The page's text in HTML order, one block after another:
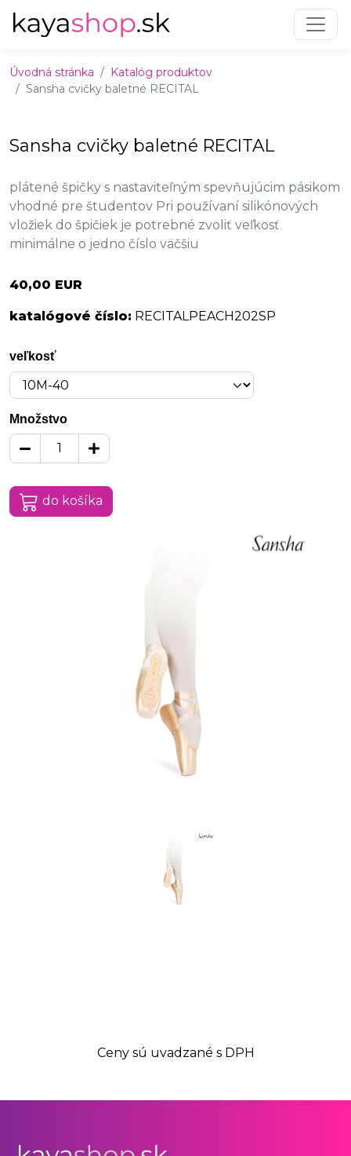
Úvodná stránka
Katalóg produktov
Sansha cvičky baletné RECITAL
Sansha cvičky baletné RECITAL
plátené špičky s nastaviteľným spevňujúcim pásikom
vhodné pre študentov Pri používaní silikónových
vložiek do špičiek je potrebné zvoliť veľkosť
minimálne o jedno číslo väčšiu
40,00 EUR
katalógové číslo: RECITALPEACH202SP
veľkosť
Množstvo
do košíka
Ceny sú uvadzané s DPH